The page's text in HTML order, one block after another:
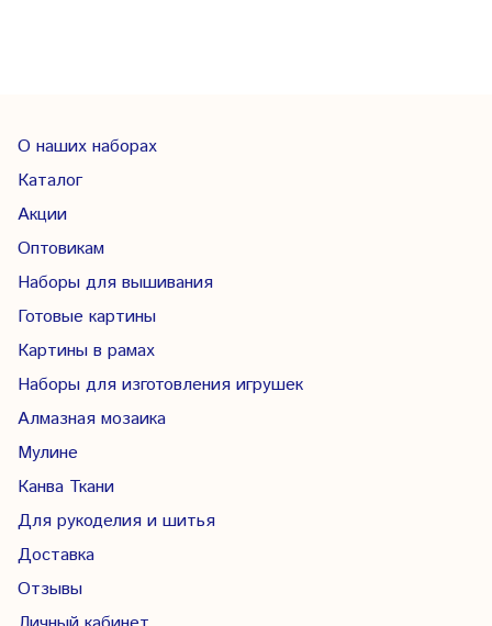
О наших наборах
Каталог
Акции
Оптовикам
Наборы для вышивания
Готовые картины
Картины в рамах
Наборы для изготовления игрушек
Алмазная мозаика
Мулине
Канва Ткани
Для рукоделия и шитья
Доставка
Отзывы